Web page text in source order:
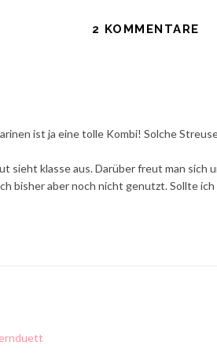
2 KOMMENTARE
ist ja eine tolle Kombi! Solche
sieht klasse aus. Darüber freut man sich
bisher aber noch nicht genutzt. Sollte